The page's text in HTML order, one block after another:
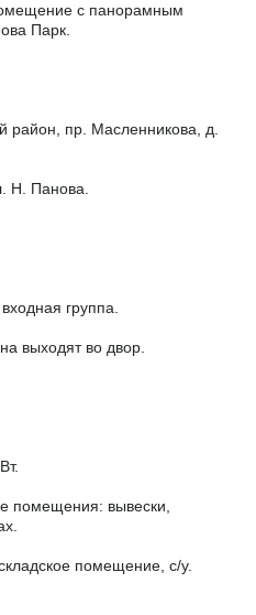
с панорамным
Парк.
район, пр. Масленникова, д.
Н. Панова.
группа.
выходят во двор.
помещения: вывески,
помещение, с/у.